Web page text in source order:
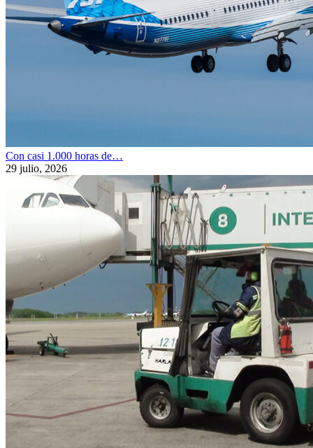
Con casi 1.000 horas de…
29 julio, 2026